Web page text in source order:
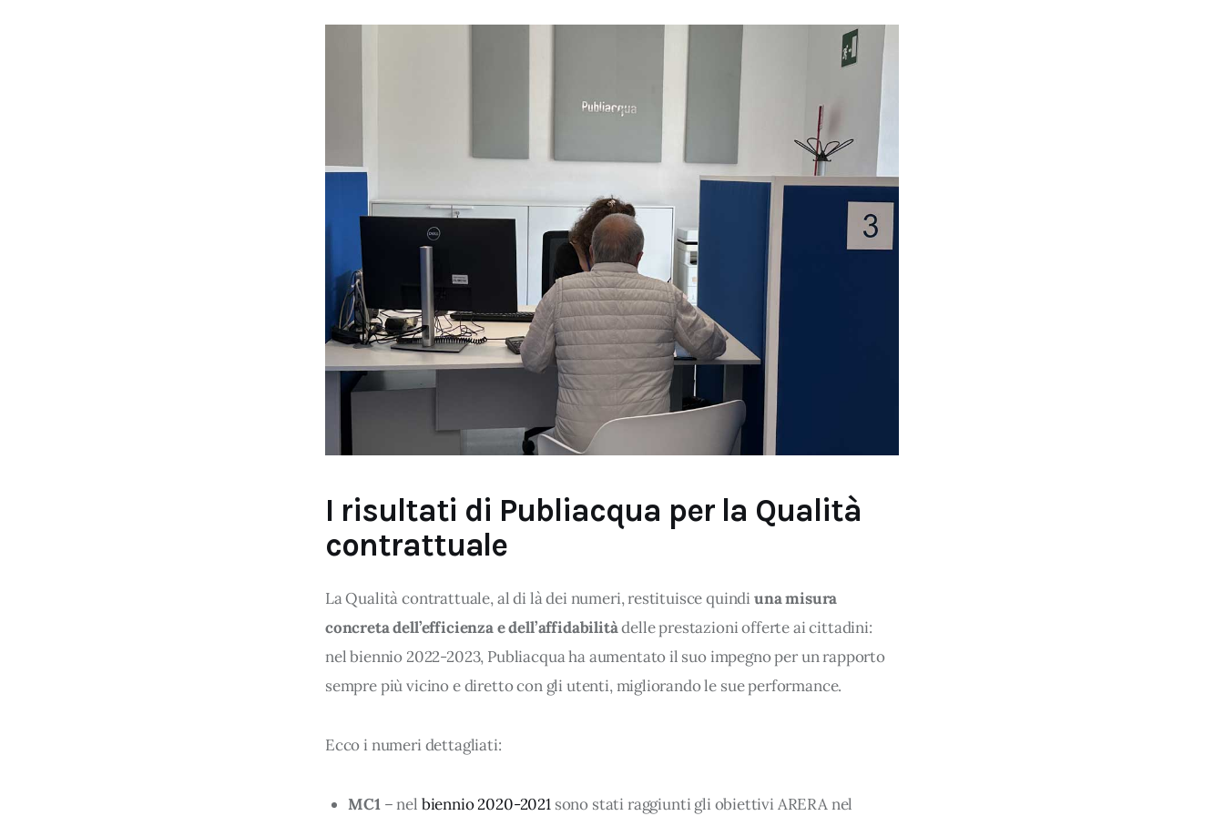
Cliccando su "Accetta tutti", l'Utente accetta di memorizzare tutti i cookie sul dispositivo per le finalità sopra indicate.
Cliccando su "Personalizza" l’Utente può gestire direttamente le proprie preferenze selezionando i singoli cookie desiderati
e le terze parti destinatarie della condivisione di informazioni sopra indicata.
Cliccando su "Rifiuta" o sulla "X" posizionata in alto a destra in questo banner l’Utente rifiuta tutti i cookie con la sola
eccezione dei cookie tecnici. La chiusura del presente banner comporta il permanere delle impostazioni di default e
dunque la continuazione della navigazione in assenza di cookie o altri sistemi di tracciamento ad esclusione di quelli
tecnici indispensabili per una corretta visualizzazione della pagina.
I risultati di Publiacqua per la Qualità
contrattuale
La Qualità contrattuale, al di là dei numeri, restituisce quindi una misura
concreta dell’efficienza e dell’affidabilità delle prestazioni offerte ai cittadini:
nel biennio 2022-2023, Publiacqua ha aumentato il suo impegno per un rapporto
sempre più vicino e diretto con gli utenti, migliorando le sue performance.
Ecco i numeri dettagliati:
MC1– nel biennio 2020-2021sono stati raggiunti gli obiettivi ARERA nel